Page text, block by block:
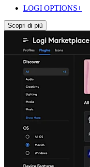
LOGI OPTIONS+
Scopri di più